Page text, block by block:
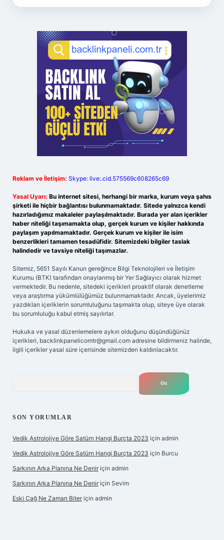
Reklam ve İletişim: Skype: live:.cid.575569c608265c69
Yasal Uyarı: Bu internet sitesi, herhangi bir marka, kurum veya şahıs
şirketi ile hiçbir bağlantısı bulunmamaktadır. Sitede yalnızca kendi
hazırladığımız makaleler paylaşılmaktadır. Burada yer alan içerikler
haber niteliği taşımamakta olup, gerçek kurum ve kişiler hakkında
paylaşım yapılmamaktadır. Gerçek kurum ve kişiler ile isim
benzerlikleri tamamen tesadüfidir. Sitemizdeki bilgiler taslak
halindedir ve tavsiye niteliği taşımazlar.
Sitemiz, 5651 Sayılı Kanun gereğince Bilgi Teknolojileri ve İletişim
Kurumu (BTK) tarafından onaylanmış bir Yer Sağlayıcı olarak hizmet
vermektedir. Bu nedenle, sitedeki içerikleri proaktif olarak denetleme
veya araştırma yükümlülüğümüz bulunmamaktadır. Ancak, üyelerimiz
yazdıkları içeriklerin sorumluluğunu taşımakta olup, siteye üye olarak
bu sorumluluğu kabul etmiş sayılırlar.
Hukuka ve yasal düzenlemelere aykırı olduğunu düşündüğünüz
içerikleri, backlinkpanelicomtr@gmail.com adresine bildirmeniz halinde,
ilgili içerikler yasal süre içerisinde sitemizden kaldırılacaktır.
SON YORUMLAR
Vedik Astrolojiye Göre Satürn Hangi Burçta 2023 için admin
Vedik Astrolojiye Göre Satürn Hangi Burçta 2023 için Burcu
Şarkının Arka Planına Ne Denir için admin
Şarkının Arka Planına Ne Denir için Sevim
Eski Çağ Ne Zaman Biter için admin